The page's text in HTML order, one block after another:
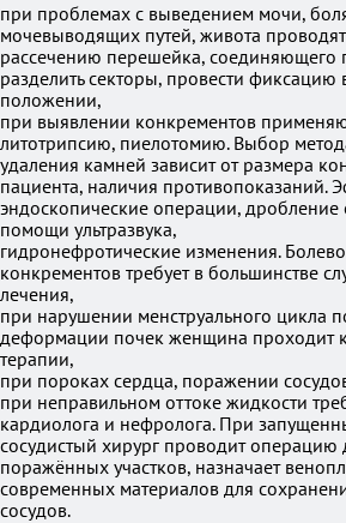
при проблемах с выведением мочи,
мочевыводящих путей, живота
рассечению перешейка, соединяющего
разделить секторы, провести фиксацию
положении,
при выявлении конкрементов
литотрипсию, пиелотомию. Выбор
удаления камней зависит от размера
пациента, наличия противопоказаний.
эндоскопические операции,
помощи ультразвука,
гидронефротические изменения.
конкрементов требует в большинстве
лечения,
при нарушении менструального цикла
деформации почек женщина проходит
терапии,
при пороках сердца, поражении
при неправильном оттоке жидкости
кардиолога и нефролога. При
сосудистый хирург проводит операцию
поражённых участков, назначает
современных материалов для
сосудов.